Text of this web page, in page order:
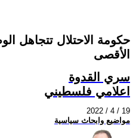
حكومة الاحتلال تتجاهل
الأقصى
سري القدوة
اعلامي فلسطيني
2022 / 4 / 19
مواضيع وابحاث سياسية